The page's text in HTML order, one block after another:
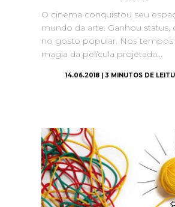
O cinema conquistou seu
mundo da arte. Ganhou status,
no gosto popular. Nos tempos
magia da película projetada...
14.06.2018 | 3 MINUTOS DE